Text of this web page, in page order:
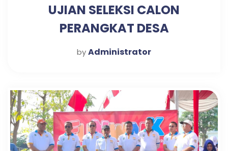
UJIAN SELEKSI CALON
PERANGKAT DESA
KLAMPISREJO
byAdministrator